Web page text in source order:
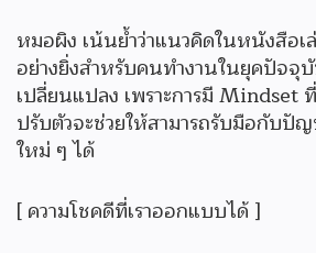
หมอผิง เน้นย้ำว่าแนวคิดในหนังสือ
อย่างยิ่งสำหรับคนทำงานในยุคปัจจุ
เปลี่ยนแปลง เพราะการมี Mindset
ปรับตัวจะช่วยให้สามารถรับมือกับปัญ
ใหม่ ๆ ได้
[ ความโชคดีที่เราออกแบบได้ ]